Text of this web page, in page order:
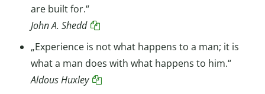
are built for.“
John A. Shedd
„Experience is not what happens to a man; it is
what a man does with what happens to him.“
Aldous Huxley